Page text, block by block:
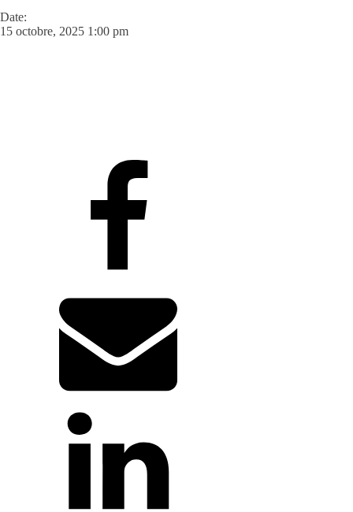
Date:
15 octobre, 2025 1:00 pm